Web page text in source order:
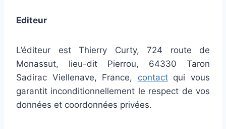
Editeur
L’éditeur est Thierry Curty, 724 route de
Monassut, lieu-dit Pierrou, 64330 Taron
Sadirac Viellenave, France, contactqui vous
garantit inconditionnellement le respect de vos
données et coordonnées privées.